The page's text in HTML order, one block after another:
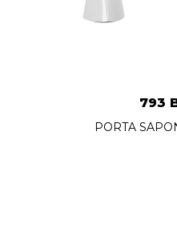
793
PORTA